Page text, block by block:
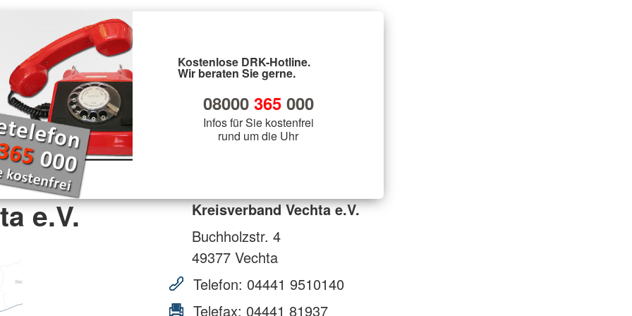
Kostenlose DRK-Hotline.
Wir beraten Sie gerne.
08000 365000
Infos für Sie kostenfrei
rund um die Uhr
e.V.
Kreisverband Vechta e.V.
Buchholzstr. 4
49377 Vechta
Telefon: 04441 9510140
Telefax: 04441 81937